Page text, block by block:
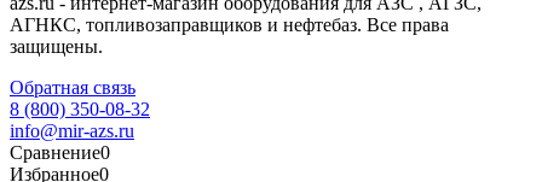
АГНКС, топливозаправщиков и нефтебаз. Все права
защищены.
Обратная связь
8 (800) 350-08-32
info@mir-azs.ru
Сравнение0
Избранное0